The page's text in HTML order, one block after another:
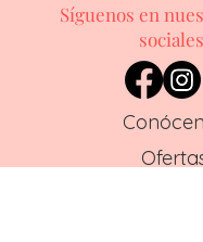
Síguenos en